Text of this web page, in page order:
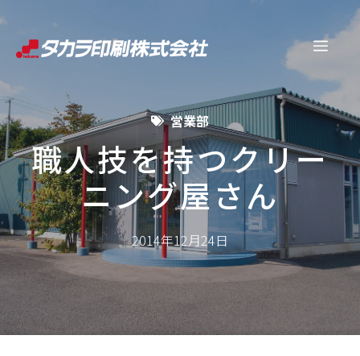
ン
ツ
へ
ス
キ
ッ
プ
メ
ニ
ュ
営業部
職人技を持つクリー
ニング屋さん
2014年12月24日